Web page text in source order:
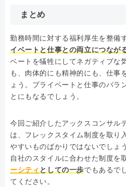
まとめ
勤務時間に対する福利厚生を整備
イベートと仕事との両立につなが
ベートを犠牲にしてネガティブな
も、肉体的にも精神的にも、仕事
ょう。プライベートと仕事のバラ
とにもなるでしょう。
今回ご紹介したアックスコンサル
は、フレックスタイム制度を取り
やすいものばかりではないでしょ
自社のスタイルに合わせた制度を
ーシティ としての一歩でもあるで
てください。